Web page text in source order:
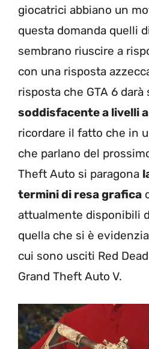
giocatrici abbiano un
questa domanda quelli
sembrano riuscire a
con una risposta
risposta che GTA 6 darà
soddisfacente a livelli
ricordare il fatto che in
che parlano del
Theft Auto si paragona
termini di resa grafica
attualmente disponibili
quella che si è
cui sono usciti Red
Grand Theft Auto V.